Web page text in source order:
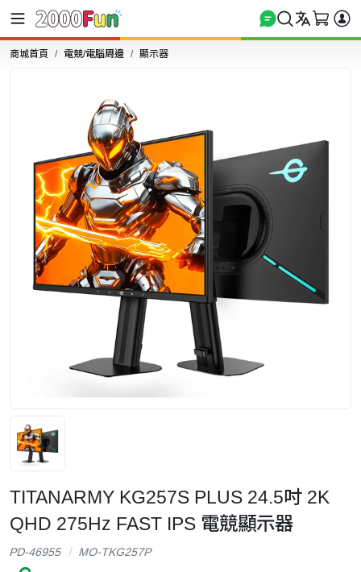
商城首頁 電競/電腦周邊 顯示器
TITANARMY KG257S PLUS 24.5吋 2K
QHD 275Hz FAST IPS 電競顯示器
PD-46955 MO-TKG257P